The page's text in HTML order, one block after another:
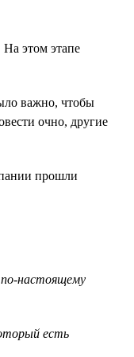
На этом этапе
важно, чтобы
очно, другие
прошли
настоящему
есть